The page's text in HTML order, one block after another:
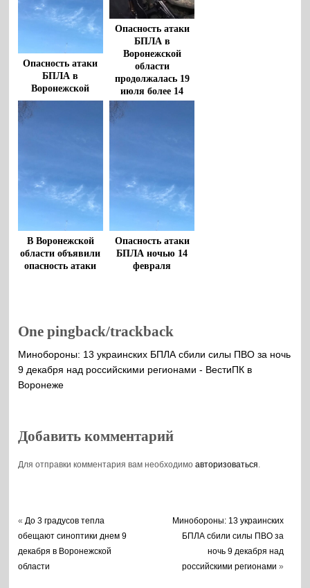
Опасность атаки
БПЛА в
Воронежской
области
продолжалась 21
Опасность атаки
БПЛА в
Воронежской
области
продолжалась 19
июля более 14
часов
В Воронежской
области объявили
опасность атаки
Опасность атаки
БПЛА ночью 14
февраля
One pingback/trackback
Минобороны: 13 украинских БПЛА сбили силы ПВО за ночь
9 декабря над российскими регионами - ВестиПК в
Воронеже
Добавить комментарий
Для отправки комментария вам необходимоавторизоваться.
«До 3 градусов тепла
обещают синоптики днем 9
декабря в Воронежской
области
Минобороны: 13 украинских
БПЛА сбили силы ПВО за
ночь 9 декабря над
российскими регионами »